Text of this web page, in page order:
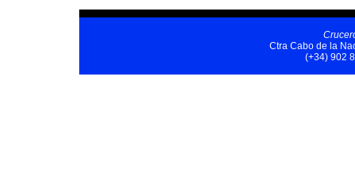
Ctra Cabo de la
(+34) 902